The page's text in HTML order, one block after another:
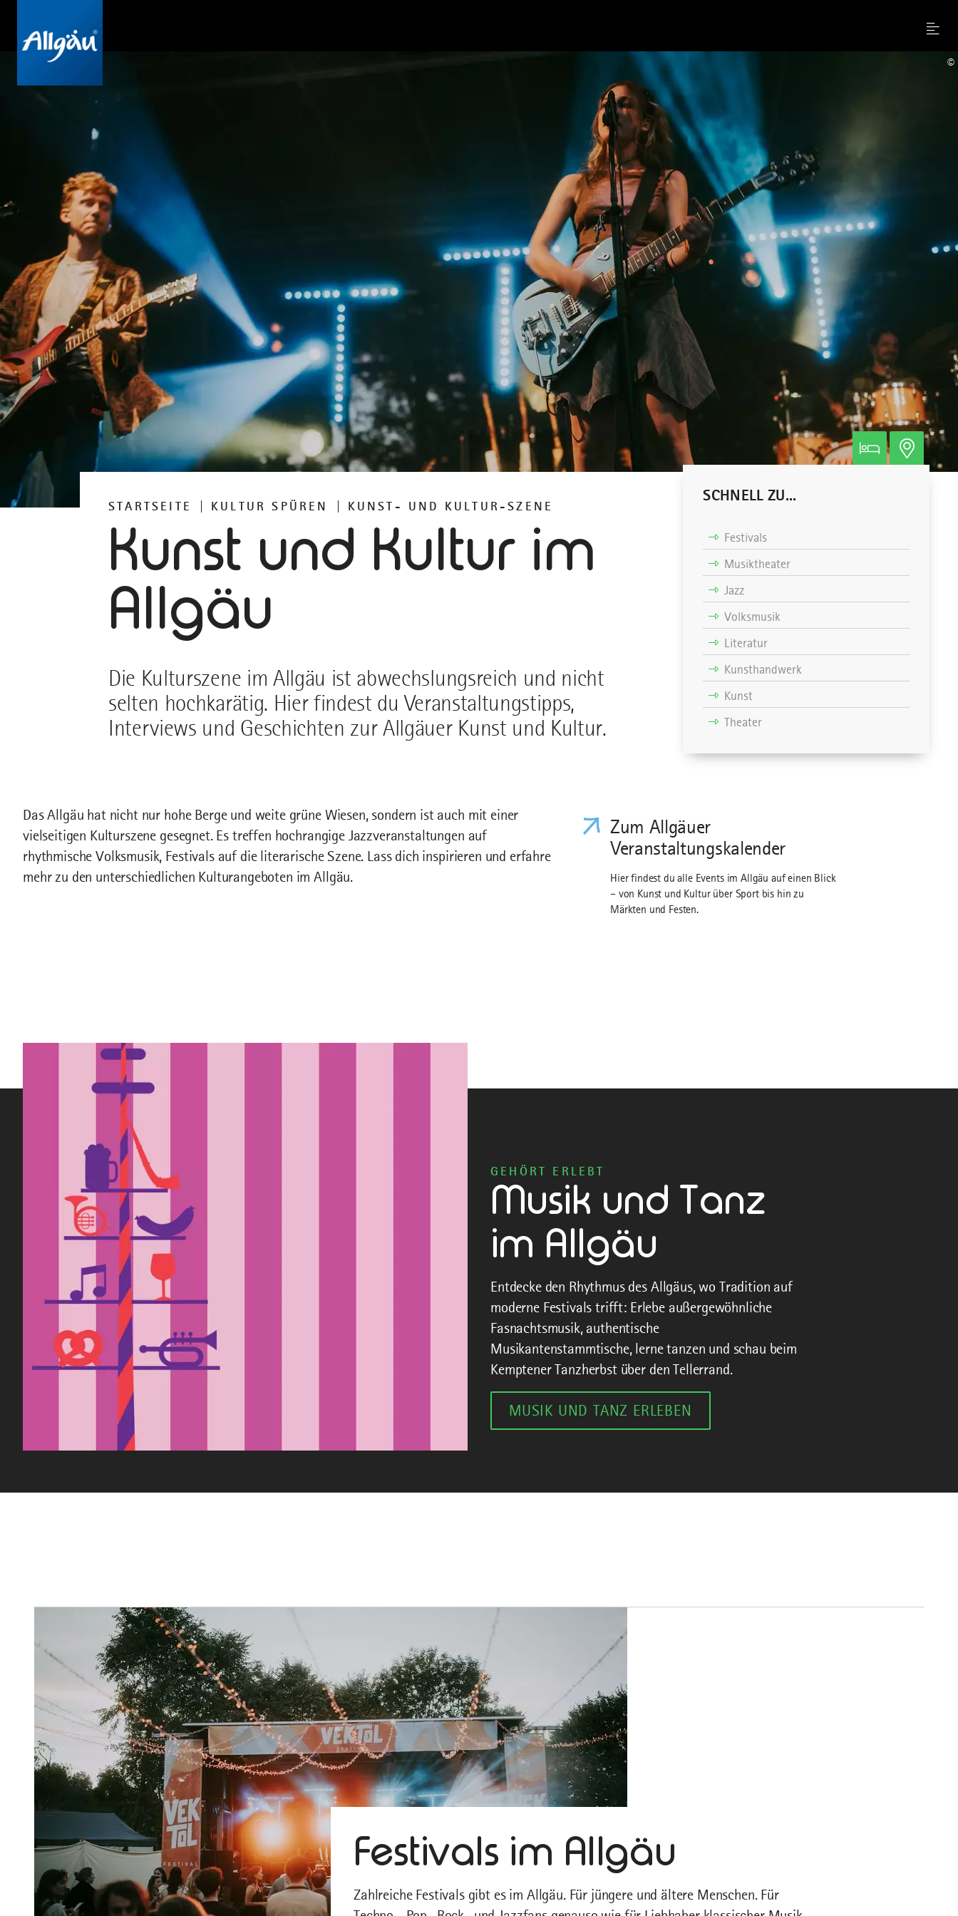
Menu
©
STARTSEITE KULTUR SPÜREN KUNST- UND KULTUR-SZENE
Kunst und Kultur im
Allgäu
Die Kulturszene im Allgäu ist abwechslungsreich und nicht
selten hochkarätig. Hier findest du Veranstaltungstipps,
Interviews und Geschichten zur Allgäuer Kunst und Kultur.
SCHNELL ZU...
Festivals
Musiktheater
Jazz
Volksmusik
Literatur
Kunsthandwerk
Kunst
Theater
Das Allgäu hat nicht nur hohe Berge und weite grüne Wiesen, sondern ist auch mit einer
vielseitigen Kulturszene gesegnet. Es treffen hochrangige Jazzveranstaltungen auf
rhythmische Volksmusik, Festivals auf die literarische Szene. Lass dich inspirieren und erfahre
mehr zu den unterschiedlichen Kulturangeboten im Allgäu.
Zum Allgäuer
Veranstaltungskalender
Hier findest du alle Events im Allgäu auf einen Blick
– von Kunst und Kultur über Sport bis hin zu
Märkten und Festen.
GEHÖRT ERLEBT
Musik und Tanz
im Allgäu
Entdecke den Rhythmus des Allgäus, wo Tradition auf
moderne Festivals trifft: Erlebe außergewöhnliche
Fasnachtsmusik, authentische
Musikantenstammtische, lerne tanzen und schau beim
Kemptener Tanzherbst über den Tellerrand.
MUSIK UND TANZ ERLEBEN
Festivals im Allgäu
Zahlreiche Festivals gibt es im Allgäu. Für jüngere und ältere Menschen. Für